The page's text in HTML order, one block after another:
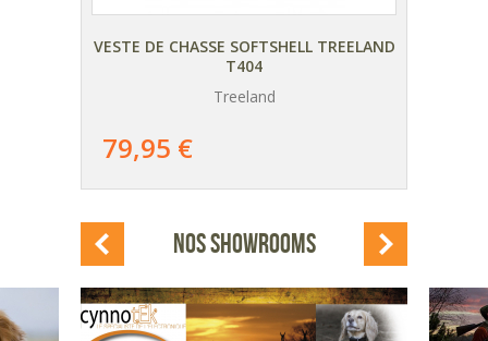
AJOUTER
DU PRODUIT
VESTE DE CHASSE SOFTSHELL TREELAND
T404
Treeland
79,95 €
NOS SHOWROOMS